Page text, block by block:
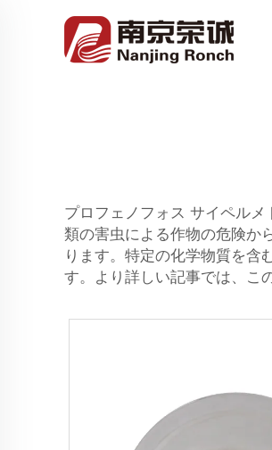
プロフェノフォス サイペル
類の害虫による作物の危険か
ります。特定の化学物質を含
す。より詳しい記事では、こ